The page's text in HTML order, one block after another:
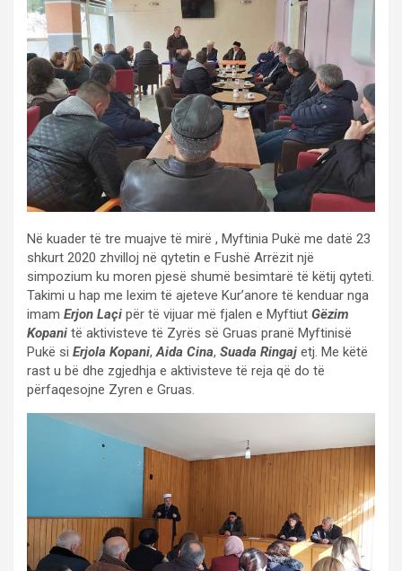
Në kuader të tre muajve të mirë , Myftinia Pukë me datë 23
shkurt 2020 zhvilloj në qytetin e Fushë Arrëzit një
simpozium ku moren pjesë shumë besimtarë të këtij qyteti.
Takimi u hap me lexim të ajeteve Kur’anore të kenduar nga
imam Erjon Laçi për të vijuar më fjalen e Myftiut Gëzim
Kopani të aktivisteve të Zyrës së Gruas pranë Myftinisë
Pukë si Erjola Kopani,Aida Cina, Suada Ringaj etj. Me këtë
rast u bë dhe zgjedhja e aktivisteve të reja që do të
përfaqesojne Zyren e Gruas.